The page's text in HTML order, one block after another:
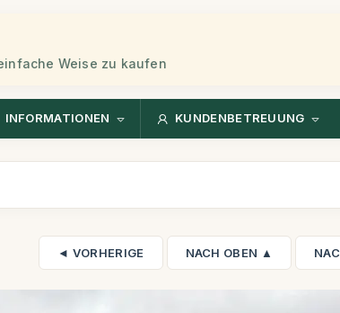
Weise zu kaufen
INFORMATIONEN KUNDENBETREUUNG
◄ VORHERIGE NACH OBEN ▲